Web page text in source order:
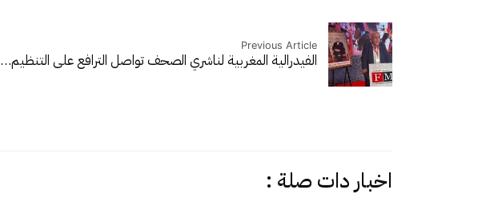
Previous Article
الفيدرالية المغربية لناشري الصحف تواصل الترافع على التنظيم…
اخبار دات صلة :